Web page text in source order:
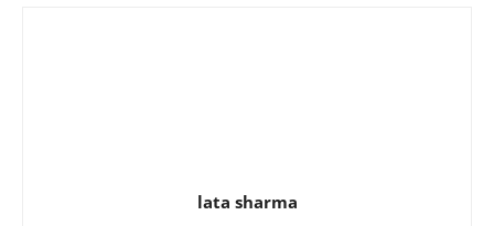
lata sharma